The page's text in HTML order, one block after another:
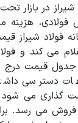
در بازار
هزینه
فولاد
می کند و
جدول قیمت درج
دسترسی
گذاری می
می رسد.